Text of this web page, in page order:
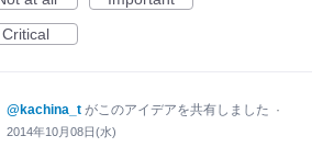
Critical
@kachina_t がこのアイデアを共有しました ·
2014年10月08日(水)